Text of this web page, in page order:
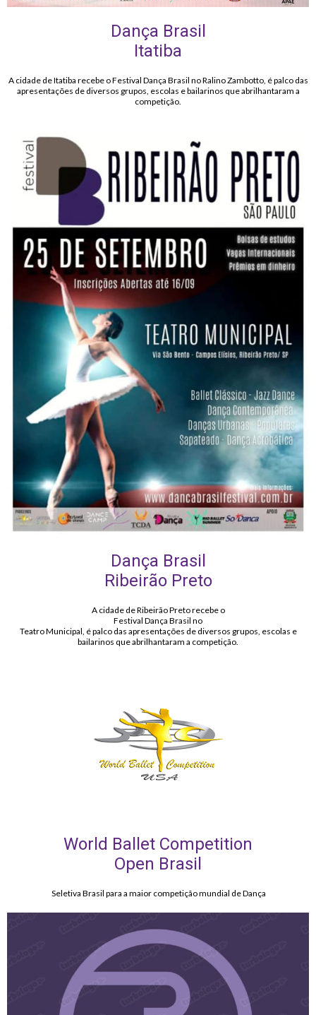
Dança Brasil
Itatiba
A cidade de Itatiba recebe o Festival Dança Brasil no Ralino Zambotto, é palco das
apresentações de diversos grupos, escolas e bailarinos que abrilhantaram a
competição.
Dança Brasil
Ribeirão Preto
A cidade de Ribeirão Preto recebe o
Festival Dança Brasil no
Teatro Municipal, é palco das apresentações de diversos grupos, escolas e
bailarinos que abrilhantaram a competição.
World Ballet Competition
Open Brasil
Seletiva Brasil para a maior competição mundial de Dança